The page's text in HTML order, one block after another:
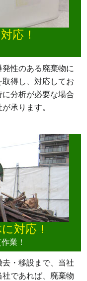
応！
性のある廃棄物に
得し、対応してお
分析が必要な場合
承ります。
対応！
業！
・移設まで、当社
であれば、廃棄物